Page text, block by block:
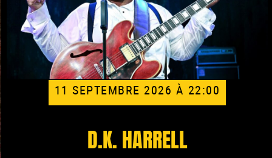
11 SEPTEMBRE 2026 À 22:00
D.K. HARRELL